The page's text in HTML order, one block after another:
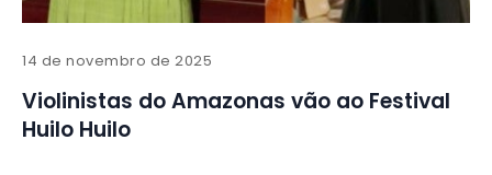
14 de novembro de 2025
Violinistas do Amazonas vão ao Festival
Huilo Huilo